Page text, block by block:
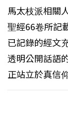
馬太枝派相關
聖經66卷所記
已記錄的經文
透明公開話語
正站立於真信